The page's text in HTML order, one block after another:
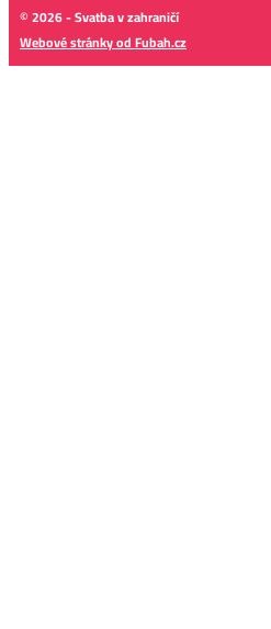
© 2026 - Svatba v zahraničí
Webové stránky od Fubah.cz